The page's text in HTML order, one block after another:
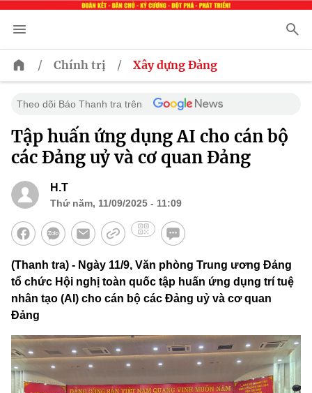
/ Chính trị / Xây dựng Đảng
Theo dõi Báo Thanh tra trên
Tập huấn ứng dụng AI cho cán bộ
các Đảng uỷ và cơ quan Đảng
H.T
Thứ năm, 11/09/2025 - 11:09
(Thanh tra) - Ngày 11/9, Văn phòng Trung ương Đảng
tổ chức Hội nghị toàn quốc tập huấn ứng dụng trí tuệ
nhân tạo (AI) cho cán bộ các Đảng uỷ và cơ quan
Đảng